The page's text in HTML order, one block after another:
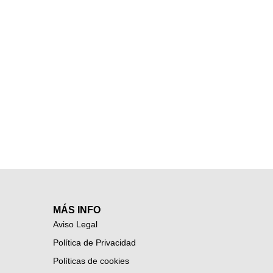
MÁS INFO
Aviso Legal
Política de Privacidad
Políticas de cookies